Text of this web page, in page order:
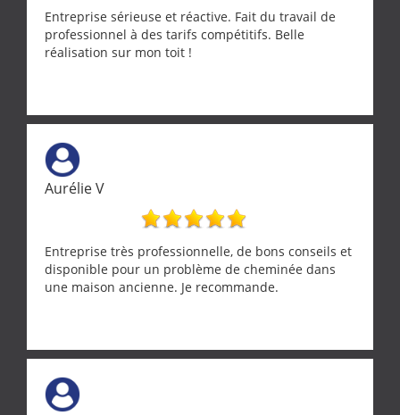
Entreprise sérieuse et réactive. Fait du travail de
professionnel à des tarifs compétitifs. Belle
réalisation sur mon toit !
Aurélie V
Entreprise très professionnelle, de bons conseils et
disponible pour un problème de cheminée dans
une maison ancienne. Je recommande.